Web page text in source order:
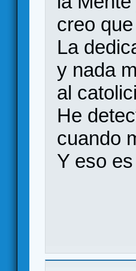
creo
La
y nada
al
He
cuando
Y eso